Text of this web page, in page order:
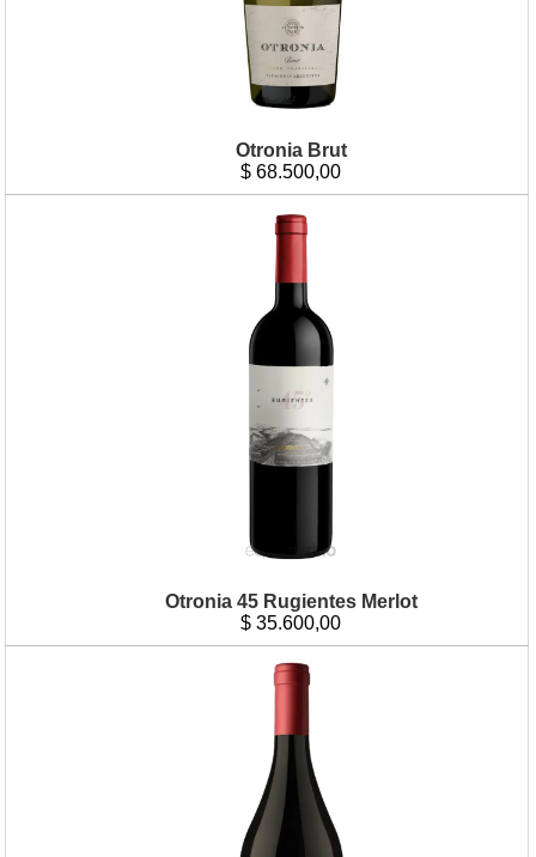
Otronia Brut
$ 68.500,00
Otronia 45 Rugientes Merlot
$ 35.600,00